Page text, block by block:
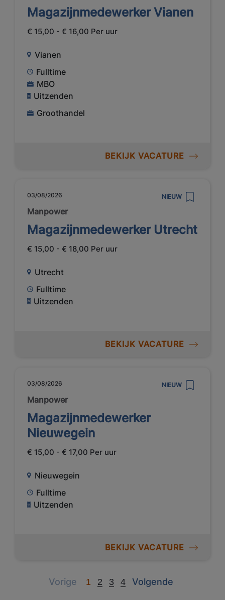
Magazijnmedewerker Vianen
€ 15,00 - € 16,00 Per uur
Vianen
Fulltime
MBO
Uitzenden
Groothandel
BEKIJK VACATURE
03/08/2026 NIEUW
Manpower
Magazijnmedewerker Utrecht
€ 15,00 - € 18,00 Per uur
Utrecht
Fulltime
Uitzenden
BEKIJK VACATURE
03/08/2026 NIEUW
Manpower
Magazijnmedewerker
Nieuwegein
€ 15,00 - € 17,00 Per uur
Nieuwegein
Fulltime
Uitzenden
BEKIJK VACATURE
Vorige Previous
1 2 3 4 Volgende
Next